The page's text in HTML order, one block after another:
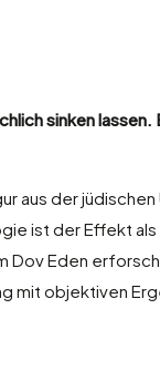
sinken lassen.
aus der
ist der Effekt
Dov Eden
mit objektiven